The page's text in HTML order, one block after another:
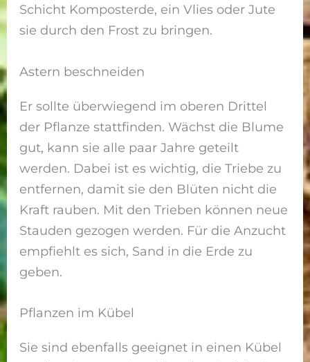
Schicht Komposterde, ein Vlies oder Jute
sie durch den Frost zu bringen.
Astern beschneiden
Er sollte überwiegend im oberen Drittel
der Pflanze stattfinden. Wächst die Blume
gut, kann sie alle paar Jahre geteilt
werden. Dabei ist es wichtig, die Triebe zu
entfernen, damit sie den Blüten nicht die
Kraft rauben. Mit den Trieben können neue
Stauden gezogen werden. Für die Anzucht
empfiehlt es sich, Sand in die Erde zu
geben.
Pflanzen im Kübel
Sie sind ebenfalls geeignet in einen Kübel